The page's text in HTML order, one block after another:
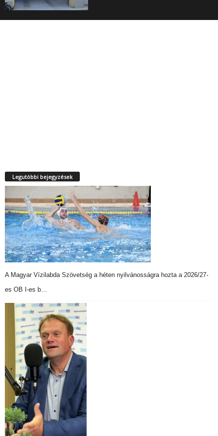
Legutóbbi bejegyzések
A Magyar Vízilabda Szövetség a héten nyilvánosságra hozta a 2026/27-
es OB I-es b…